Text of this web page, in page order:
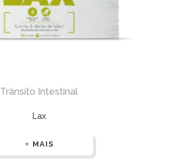
Trânsito Intestinal
Lax
MAIS